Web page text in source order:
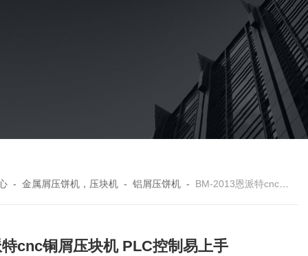
-金属屑压饼机，压块机 -铝屑压饼机 - BM-2013恩派特cnc铜屑压块机 PLC控制易上手
cnc铜屑压块机 PLC控制易上手